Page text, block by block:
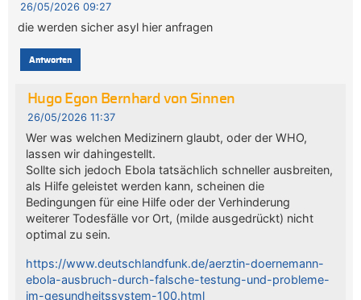
26/05/2026 09:27
die werden sicher asyl hier anfragen
Antworten
Hugo Egon Bernhard von Sinnen
26/05/2026 11:37
Wer was welchen Medizinern glaubt, oder der WHO,
lassen wir dahingestellt.
Sollte sich jedoch Ebola tatsächlich schneller ausbreiten,
als Hilfe geleistet werden kann, scheinen die
Bedingungen für eine Hilfe oder der Verhinderung
weiterer Todesfälle vor Ort, (milde ausgedrückt) nicht
optimal zu sein.
https://www.deutschlandfunk.de/aerztin-doernemann-
ebola-ausbruch-durch-falsche-testung-und-probleme-
im-gesundheitssystem-100.html